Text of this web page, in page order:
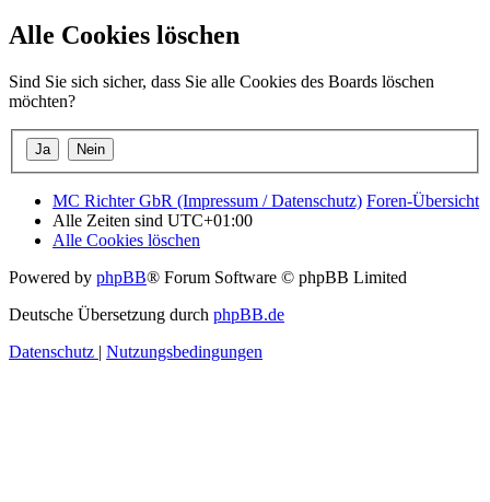
Alle Cookies löschen
Sind Sie sich sicher, dass Sie alle Cookies des Boards löschen
möchten?
MC Richter GbR (Impressum / Datenschutz) Foren-Übersicht
Alle Zeiten sind UTC+01:00
Alle Cookies löschen
Powered by phpBB® Forum Software © phpBB Limited
Deutsche Übersetzung durch phpBB.de
Datenschutz | Nutzungsbedingungen